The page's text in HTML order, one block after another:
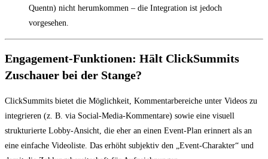
Quentn) nicht herumkommen – die Integration ist jedoch
vorgesehen.
Engagement-Funktionen: Hält ClickSummits
Zuschauer bei der Stange?
ClickSummits bietet die Möglichkeit, Kommentarbereiche unter Videos zu
integrieren (z. B. via Social-Media-Kommentare) sowie eine visuell
strukturierte Lobby-Ansicht, die eher an einen Event-Plan erinnert als an
eine einfache Videoliste. Das erhöht subjektiv den „Event-Charakter“ und